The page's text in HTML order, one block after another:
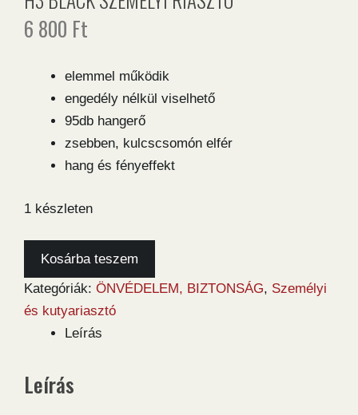
6 800 Ft
elemmel működik
engedély nélkül viselhető
95db hangerő
zsebben, kulcscsomón elfér
hang és fényeffekt
1 készleten
személyi
riasztó
mennyiség
Kosárba teszem
Kategóriák: ÖNVÉDELEM, BIZTONSÁG, Személyi
és kutyariasztó
Leírás
Leírás